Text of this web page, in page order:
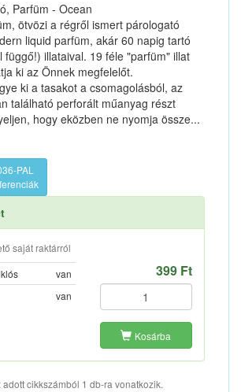
Parfüm - Ocean
ötvözi a régről ismert párologató
liquid parfüm, akár 60 napig tartó
függő!) illataival. 19 féle "parfüm" illat
ki az Önnek megfelelőt.
ki a tasakot a csomagolásból, az
található perforált műanyag részt
hogy eközben ne nyomja össze...
PAL
saját raktárról
van
van
399 Ft
Kosárba
adott cikkszámból 1 db-ra vonatkozik.